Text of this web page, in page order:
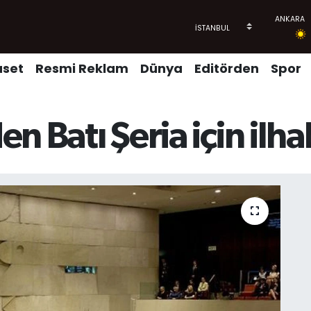
Resmi Reklam Dünya Editörden Spor
Batı Şeria için